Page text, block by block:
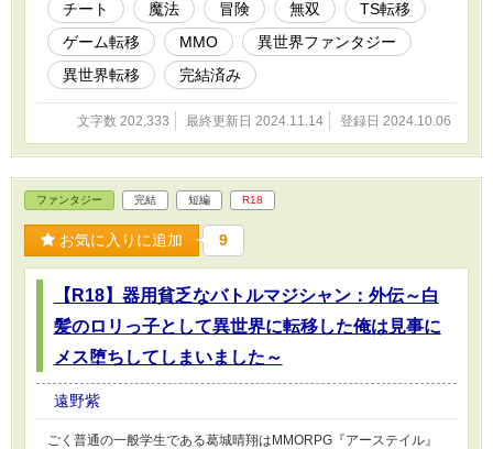
チート 魔法 冒険 無双
TS転移
ゲーム転移
MMO
異世界ファンタジー
異世界転移
完結済み
文字数 202,333 最終更新日 2024.11.14 登録日 2024.10.06
ファンタジー 完結 短編 R18
お気に入りに追加 9
【R18】器用貧乏なバトルマジシャン：外伝～白
髪のロリっ子として異世界に転移した俺は見事に
メス堕ちしてしまいました～
遠野紫
ごく普通の一般学生である葛城晴翔はMMORPG『アーステイル』